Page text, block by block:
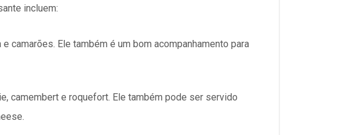
incluem:
camarões. Ele também é um bom acompanhamento para
camembert e roquefort. Ele também pode ser servido